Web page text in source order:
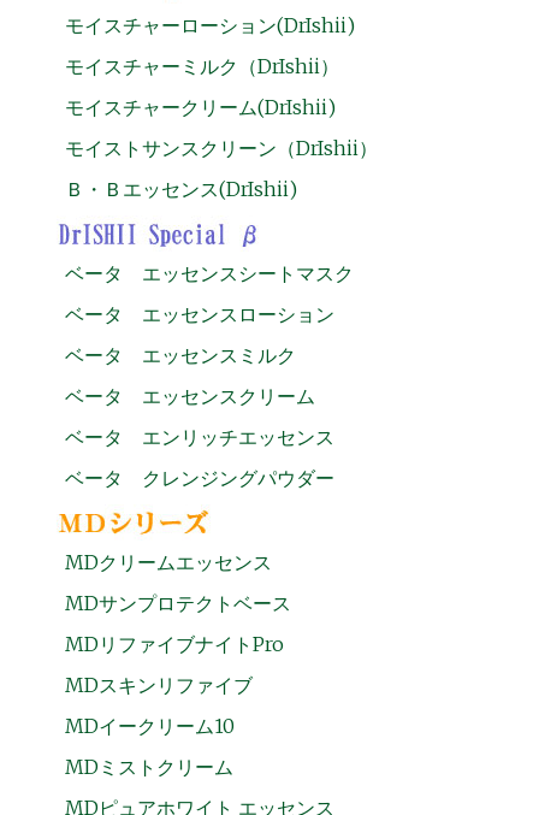
モイスチャーローション(DrIshii)
モイスチャーミルク（DrIshii）
モイスチャークリーム(DrIshii)
モイストサンスクリーン（DrIshii）
Ｂ・Ｂエッセンス(DrIshii)
ベータ エッセンスシートマスク
ベータ エッセンスローション
ベータ エッセンスミルク
ベータ エッセンスクリーム
ベータ エンリッチエッセンス
ベータ クレンジングパウダー
MDクリームエッセンス
MDサンプロテクトベース
MDリファイブナイトPro
MDスキンリファイブ
MDイークリーム10
MDミストクリーム
MDピュアホワイト エッセンス